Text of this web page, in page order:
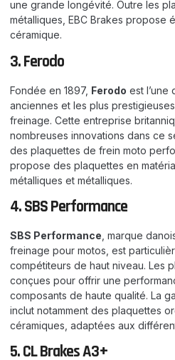
une grande longévité. Outre les
métalliques, EBC Brakes propose
céramique.
3. Ferodo
Fondée en 1897, Ferodo est l’une
anciennes et les plus
freinage. Cette entreprise
nombreuses innovations dans ce
des plaquettes de frein moto
propose des plaquettes en
métalliques et métalliques.
4. SBS Performance
SBS Performance , marque
freinage pour motos, est
compétiteurs de haut niveau. Les
conçues pour offrir une
composants de haute qualité. La
inclut notamment des plaquettes
céramiques, adaptées aux
5. CL Brakes A3+